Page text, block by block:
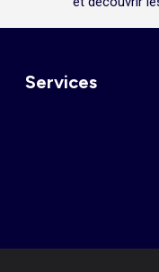
Services